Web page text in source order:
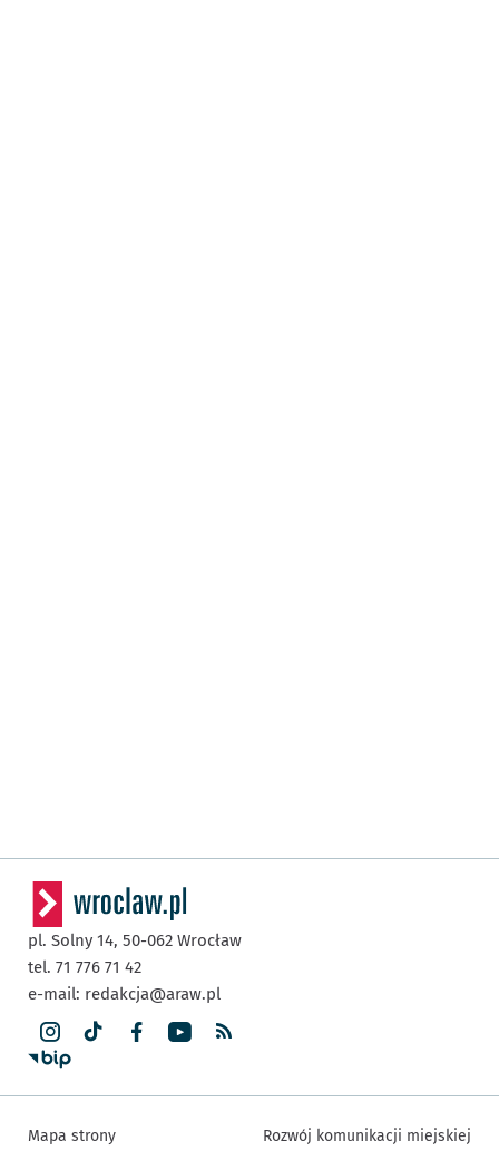
pl. Solny 14, 50-062 Wrocław
tel. 71 776 71 42
e-mail: redakcja@araw.pl
Mapa strony Rozwój komunikacji miejskiej